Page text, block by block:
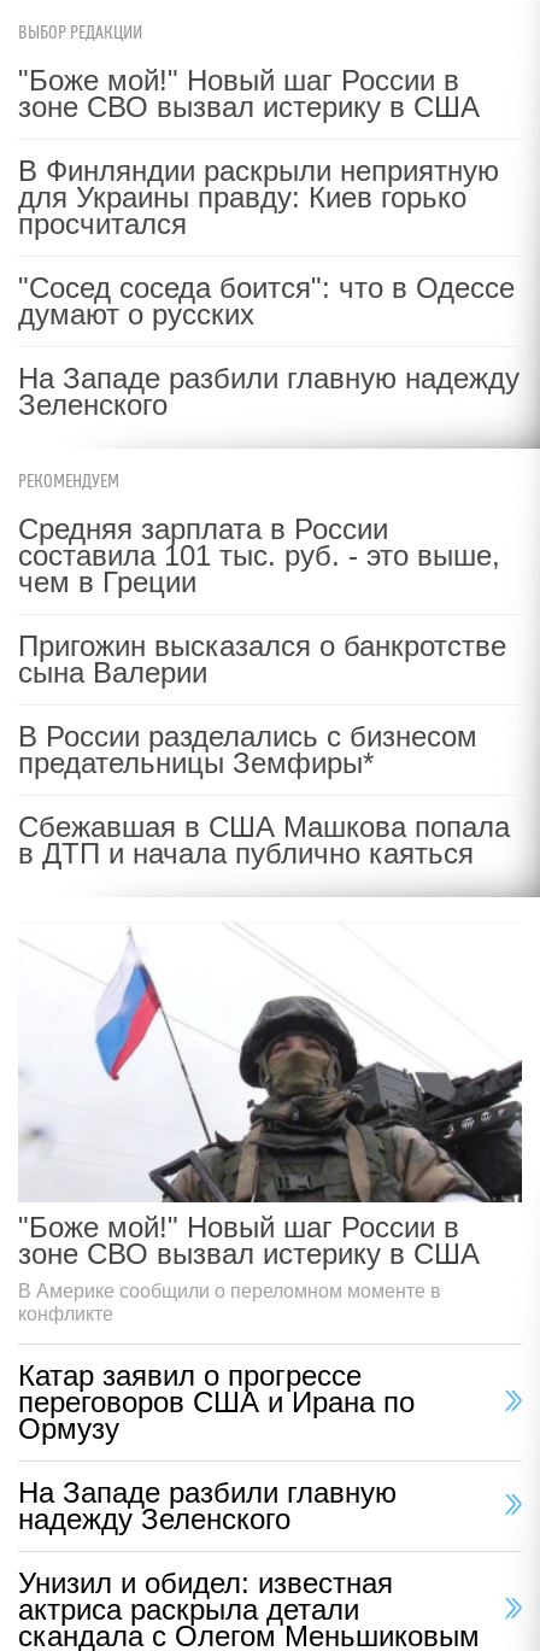
ВЫБОР РЕДАКЦИИ
"Боже мой!" Новый шаг России в
зоне СВО вызвал истерику в США
В Финляндии раскрыли неприятную
для Украины правду: Киев горько
просчитался
"Сосед соседа боится": что в Одессе
думают о русских
На Западе разбили главную надежду
Зеленского
РЕКОМЕНДУЕМ
Средняя зарплата в России
составила 101 тыс. руб. - это выше,
чем в Греции
Пригожин высказался о банкротстве
сына Валерии
В России разделались с бизнесом
предательницы Земфиры*
Сбежавшая в США Машкова попала
в ДТП и начала публично каяться
"Боже мой!" Новый шаг России в
зоне СВО вызвал истерику в США
В Америке сообщили о переломном моменте в
конфликте
Катар заявил о прогрессе
переговоров США и Ирана по
Ормузу
На Западе разбили главную
надежду Зеленского
Унизил и обидел: известная
актриса раскрыла детали
скандала с Олегом Меньшиковым